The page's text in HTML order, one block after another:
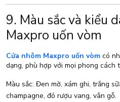
9. Màu sắc và kiểu
Maxpro uốn vòm
Cửa nhôm Maxpro uốn vòm có
dạng, phù hợp với mọi phong cách
Màu sắc: Đen mờ, xám ghi, trắng
champagne, đỏ rượu vang, vân gỗ.